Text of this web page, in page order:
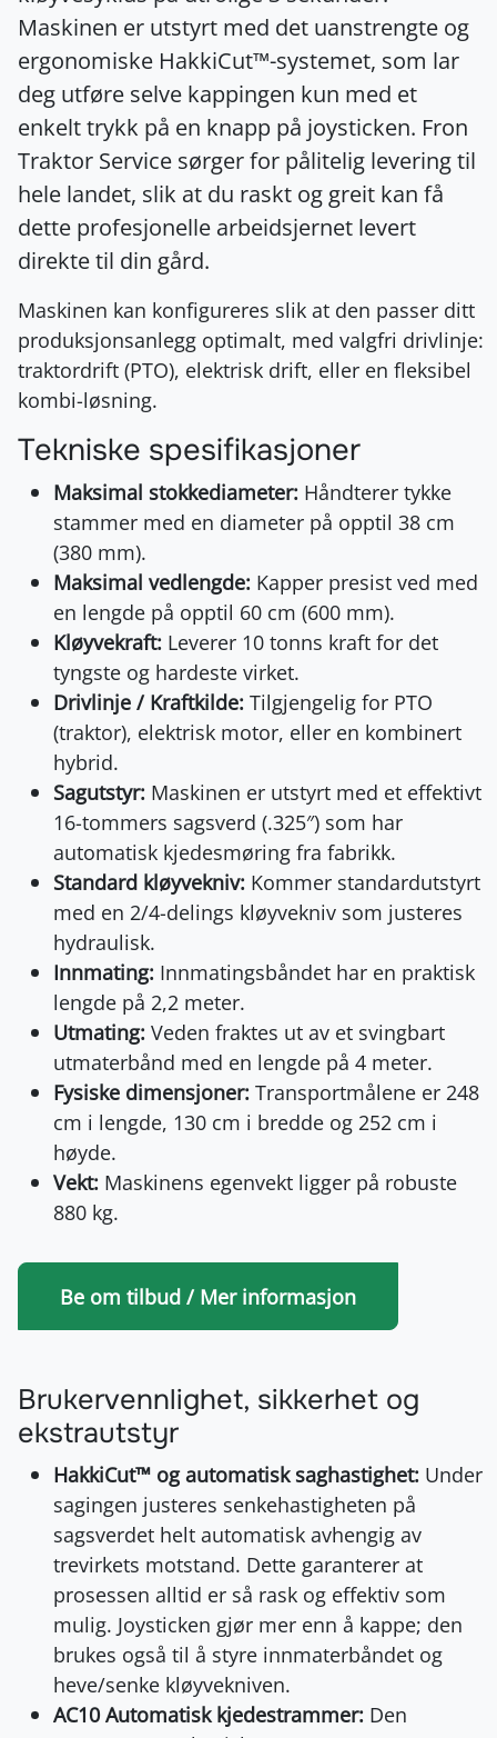
Maskinen er utstyrt med det uanstrengte og
ergonomiske HakkiCut™-systemet, som lar
deg utføre selve kappingen kun med et
enkelt trykk på en knapp på joysticken. Fron
Traktor Service sørger for pålitelig levering til
hele landet, slik at du raskt og greit kan få
dette profesjonelle arbeidsjernet levert
direkte til din gård.
Maskinen kan konfigureres slik at den passer ditt
produksjonsanlegg optimalt, med valgfri drivlinje:
traktordrift (PTO), elektrisk drift, eller en fleksibel
kombi-løsning.
Tekniske spesifikasjoner
Maksimal stokkediameter: Håndterer tykke
stammer med en diameter på opptil 38 cm
(380 mm).
Maksimal vedlengde: Kapper presist ved med
en lengde på opptil 60 cm (600 mm).
Kløyvekraft: Leverer 10 tonns kraft for det
tyngste og hardeste virket.
Drivlinje / Kraftkilde: Tilgjengelig for PTO
(traktor), elektrisk motor, eller en kombinert
hybrid.
Sagutstyr: Maskinen er utstyrt med et effektivt
16-tommers sagsverd (.325″) som har
automatisk kjedesmøring fra fabrikk.
Standard kløyvekniv: Kommer standardutstyrt
med en 2/4-delings kløyvekniv som justeres
hydraulisk.
Innmating: Innmatingsbåndet har en praktisk
lengde på 2,2 meter.
Utmating: Veden fraktes ut av et svingbart
utmaterbånd med en lengde på 4 meter.
Fysiske dimensjoner: Transportmålene er 248
cm i lengde, 130 cm i bredde og 252 cm i
høyde.
Vekt: Maskinens egenvekt ligger på robuste
880 kg.
Be om tilbud / Mer informasjon
Brukervennlighet, sikkerhet og
ekstrautstyr
HakkiCut™ og automatisk saghastighet: Under
sagingen justeres senkehastigheten på
sagsverdet helt automatisk avhengig av
trevirkets motstand. Dette garanterer at
prosessen alltid er så rask og effektiv som
mulig. Joysticken gjør mer enn å kappe; den
brukes også til å styre innmaterbåndet og
heve/senke kløyvekniven.
AC10 Automatisk kjedestrammer: Den